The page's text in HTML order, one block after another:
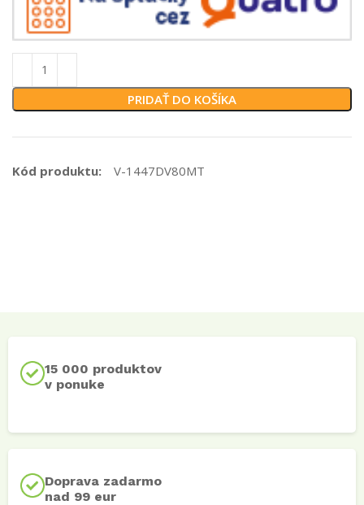
PRIDAŤ DO KOŠÍKA
Kód produktu: V-1447DV80MT
15 000 produktov
v ponuke
Doprava zadarmo
nad 99 eur